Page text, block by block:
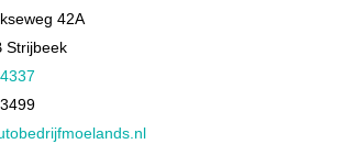
42A
Strijbeek